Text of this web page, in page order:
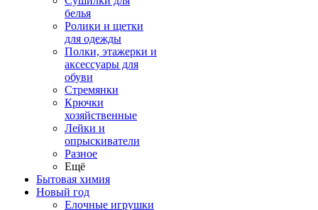
белья
Ролики и щетки
для одежды
Полки, этажерки и
аксессуары для
обуви
Стремянки
Крючки
хозяйственные
Лейки и
опрыскиватели
Разное
Ещё
Бытовая химия
Новый год
Елочные игрушки